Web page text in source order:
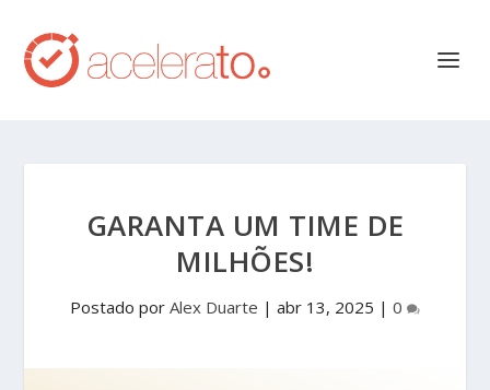
GARANTA UM TIME DE
MILHÕES!
Postado por Alex Duarte | abr 13, 2025 | 0